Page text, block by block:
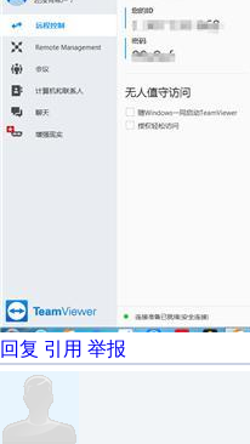
回复 引用 举报